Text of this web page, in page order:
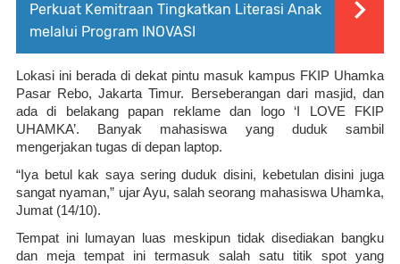
Perkuat Kemitraan Tingkatkan Literasi Anak
melalui Program INOVASI
Lokasi ini berada di dekat pintu masuk kampus FKIP Uhamka
Pasar Rebo, Jakarta Timur. Berseberangan dari masjid, dan
ada di belakang papan reklame dan logo ‘I LOVE FKIP
UHAMKA’. Banyak mahasiswa yang duduk sambil
mengerjakan tugas di depan laptop.
“Iya betul kak saya sering duduk disini, kebetulan disini juga
sangat nyaman,” ujar Ayu, salah seorang mahasiswa Uhamka,
Jumat (14/10).
Tempat ini lumayan luas meskipun tidak disediakan bangku
dan meja tempat ini termasuk salah satu titik spot yang